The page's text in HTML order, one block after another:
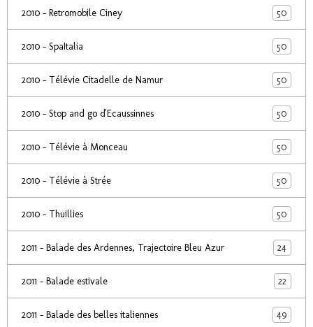
2010 - Retromobile Ciney 50
2010 - SpaItalia 50
2010 - Télévie Citadelle de Namur 50
2010 - Stop and go d'Ecaussinnes 50
2010 - Télévie à Monceau 50
2010 - Télévie à Strée 50
2010 - Thuillies 50
2011 - Balade des Ardennes, Trajectoire Bleu Azur 24
2011 - Balade estivale 22
2011 - Balade des belles italiennes 49